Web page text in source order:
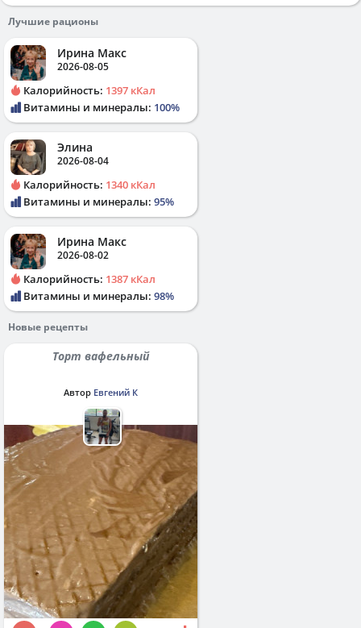
Лучшие рационы
Ирина Макс
2026-08-05
Калорийность: 1397 кКал
Витамины и минералы: 100%
Элина
2026-08-04
Калорийность: 1340 кКал
Витамины и минералы: 95%
Ирина Макс
2026-08-02
Калорийность: 1387 кКал
Витамины и минералы: 98%
Новые рецепты
Торт вафельный
Автор Евгений К